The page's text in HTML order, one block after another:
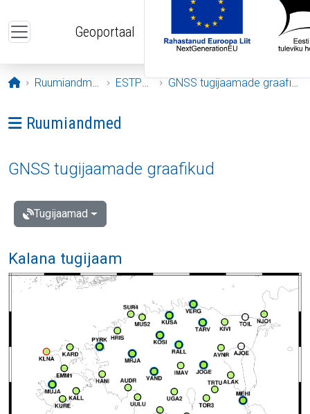
Geoportaal
Avaleht
Ruumiandmed ESTPOS GNSS tugijaamade graafikud
Ava menüü: Ruumiandmed
Ruumiandmed
GNSS tugijaamade graafikud
Tugijaamad
Kalana tugijaam